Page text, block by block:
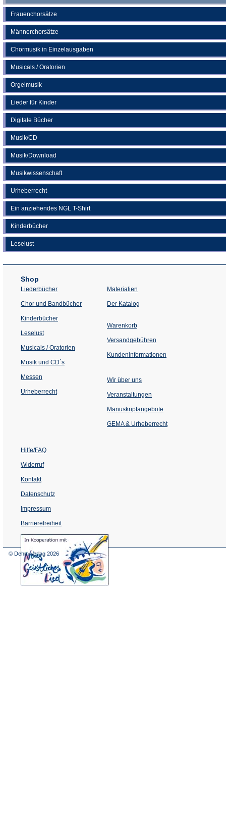
Frauenchorsätze
Männerchorsätze
Chormusik in Einzelausgaben
Musicals / Oratorien
Orgelmusik
Lieder für Kinder
Digitale Bücher
Musik/CD
Musik/Download
Musikwissenschaft
Urheberrecht
Ein anziehendes NGL T-Shirt
Kinderbücher
Leselust
Shop
Liederbücher
Chor und Bandbücher
Kinderbücher
Leselust
Musicals / Oratorien
Musik und CD´s
Messen
Urheberrecht
Materialien
Der Katalog
Warenkorb
Versandgebühren
Kundeninformationen
Wir über uns
Veranstaltungen
einem
Tab)
Manuskriptangebote
GEMA & Urheberrecht
Hilfe/FAQ
Widerruf
Kontakt
Datenschutz
Impressum
Barrierefreiheit
(Öffnet
in
© Dehm Verlag 2026